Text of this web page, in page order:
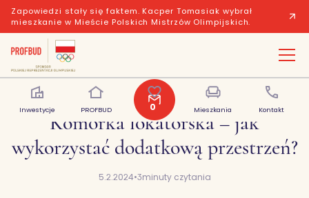
Zapowiedzi stały się faktem. Kacper Tomasiak wybrał
mieszkanie w Mieście Polskich Mistrzów Olimpijskich.
Inwestycje PROFBUD 0
Polubione Mieszkania Kontakt
Komórka lokatorska – jak
wykorzystać dodatkową przestrzeń?
5.2.2024•3minuty czytania